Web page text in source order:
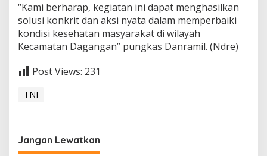
g
a
n
“Kami berharap, kegiatan ini dapat menghasilkan
solusi konkrit dan aksi nyata dalam memperbaiki
kondisi kesehatan masyarakat di wilayah
Kecamatan Dagangan” pungkas Danramil. (Ndre)
Post Views: 231
TNI
Jangan Lewatkan